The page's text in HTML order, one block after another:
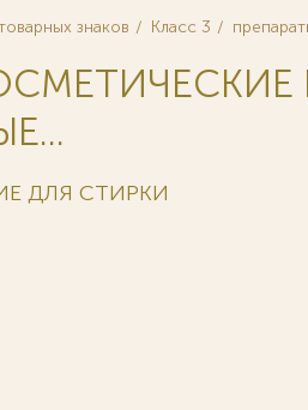
знаков Класс 3
ДЛЯ СТИРКИ